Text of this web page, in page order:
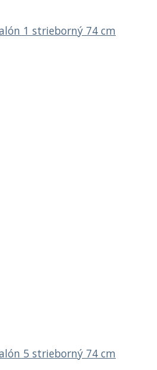
1 strieborný 74 cm
5 strieborný 74 cm